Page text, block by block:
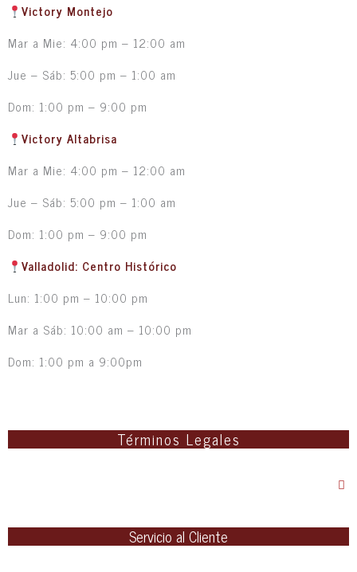
Victory Montejo
Mar a Mie: 4:00 pm – 12:00 am
Jue – Sáb: 5:00 pm – 1:00 am
Dom: 1:00 pm – 9:00 pm
Victory Altabrisa
Mar a Mie: 4:00 pm – 12:00 am
Jue – Sáb: 5:00 pm – 1:00 am
Dom: 1:00 pm – 9:00 pm
Valladolid: Centro Histórico
Lun: 1:00 pm – 10:00 pm
Mar a Sáb: 10:00 am – 10:00 pm
Dom: 1:00 pm a 9:00pm
Términos Legales
Servicio al Cliente